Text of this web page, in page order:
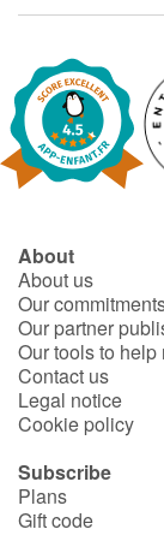
Fable, myth,
Princesses and
Ogres, monsters
Heroines and
Ecology, nature,
The animals
Travel, epic,
Around the world
Learning
About
About us
Our
Our partner
Our tools to help
Contact us
Legal notice
Cookie policy
Subscribe
Plans
Gift code